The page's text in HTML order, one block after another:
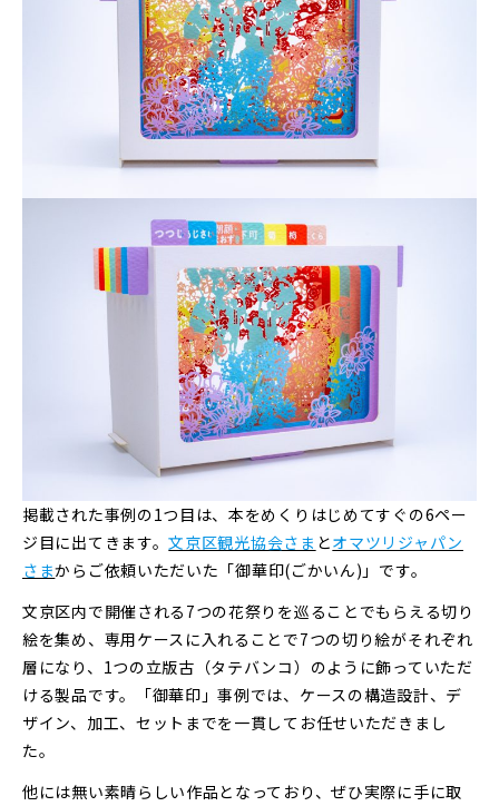
掲載された事例の1つ目は、本をめくりはじめてすぐの6ペー
ジ目に出てきます。文京区観光協会さま とオマツリジャパン
さまからご依頼いただいた「御華印(ごかいん)」です。
文京区内で開催される7つの花祭りを巡ることでもらえる切り
絵を集め、専用ケースに入れることで7つの切り絵がそれぞれ
層になり、1つの立版古（タテバンコ）のように飾っていただ
ける製品です。「御華印」事例では、ケースの構造設計、デ
ザイン、加工、セットまでを一貫してお任せいただきまし
た。
他には無い素晴らしい作品となっており、ぜひ実際に手に取